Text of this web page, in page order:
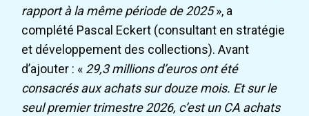
rapport à la même période de 2025», a
complété Pascal Eckert (consultant en stratégie
et développement des collections). Avant
d’ajouter : « 29,3 millions d’euros ont été
consacrés aux achats sur douze mois. Et sur le
seul premier trimestre 2026, c’est un CA achats